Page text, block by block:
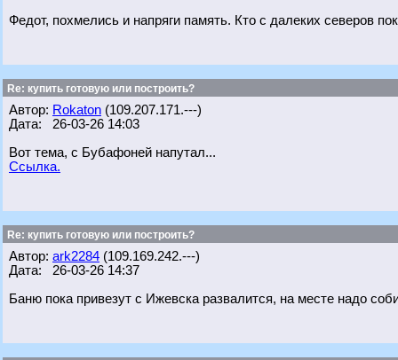
Федот, похмелись и напряги память. Кто с далеких северов
Re: купить готовую или построить?
Автор: Rokaton (109.207.171.---)
Дата: 26-03-26 14:03
Вот тема, с Бубафоней напутал...
Ссылка.
Re: купить готовую или построить?
Автор: ark2284 (109.169.242.---)
Дата: 26-03-26 14:37
Баню пока привезут с Ижевска развалится, на месте надо